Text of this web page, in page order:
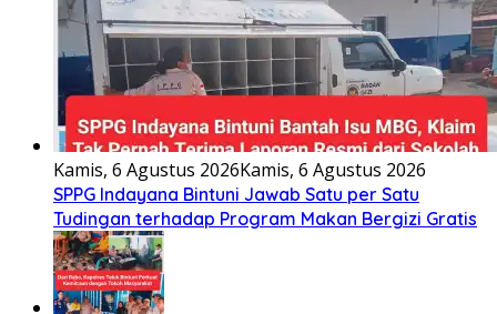
Kamis, 6 Agustus 2026Kamis, 6 Agustus 2026
SPPG Indayana Bintuni Jawab Satu per Satu
Tudingan terhadap Program Makan Bergizi Gratis